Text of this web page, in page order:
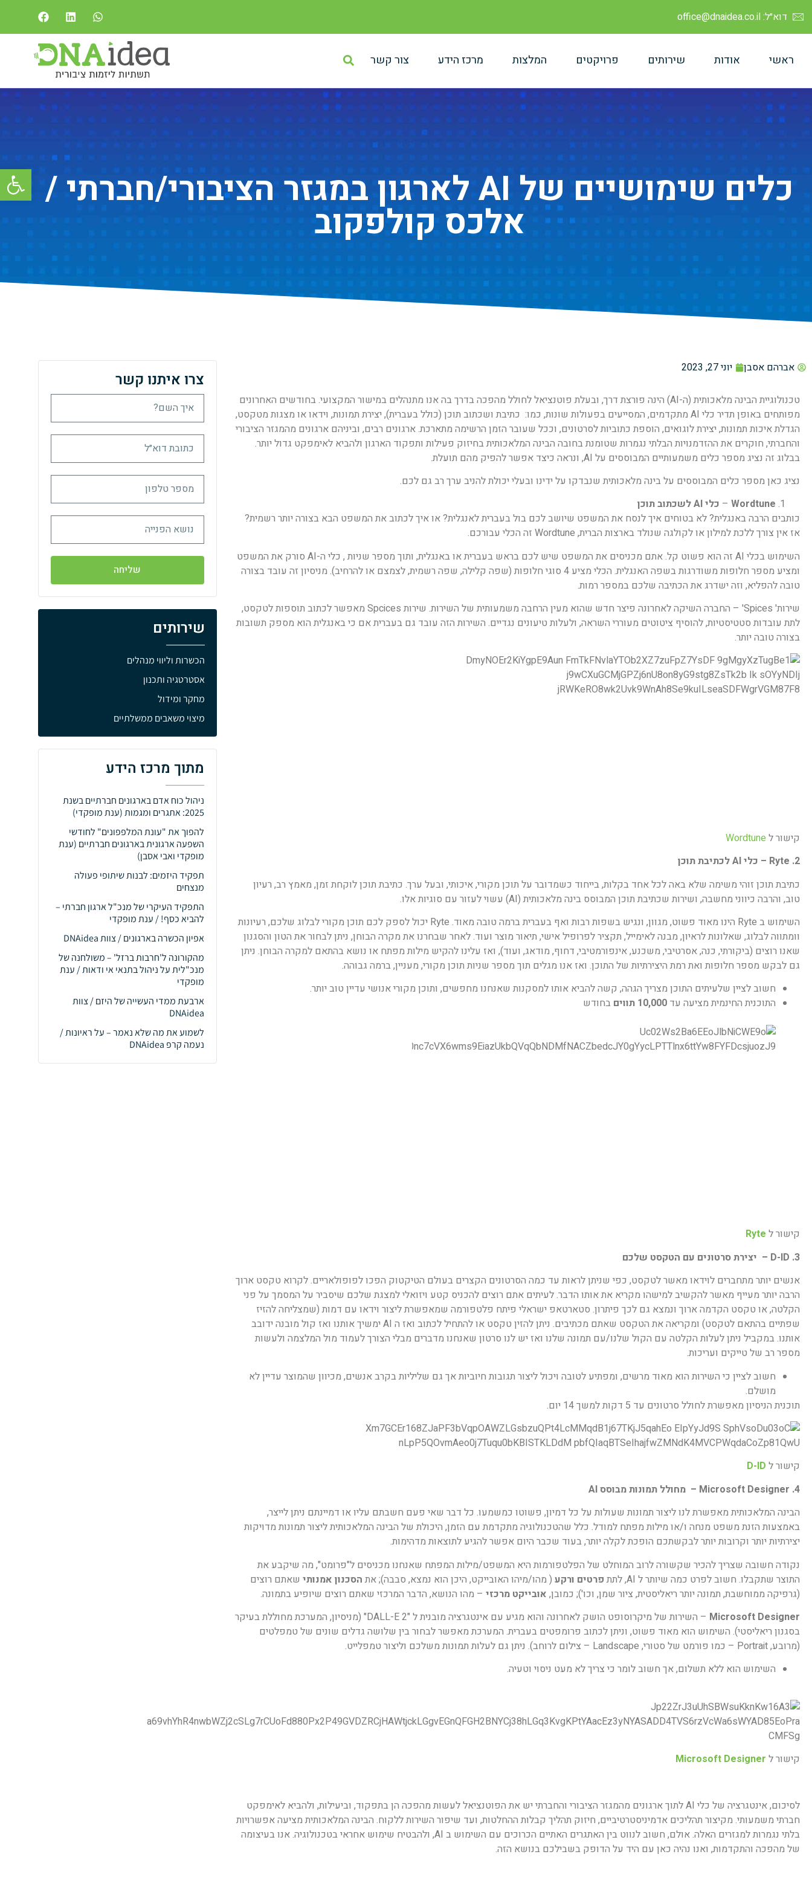
פתח
דוא״ל: office@dnaidea.co.il
ראשי אודות שירותים פרויקטים המלצות מרכז הידע צור קשר
כלים שימושיים של AI לארגון במגזר הציבורי/חברתי /
אלכס קולפקוב
אברהם אסבן יוני 27, 2023
טכנולוגיית הבינה מלאכותית (ה-AI) הינה פורצת דרך, ובעלת פוטנציאל לחולל מהפכה בדרך בה אנו מתנהלים במישור המקצועי. בחודשים האחרונים
מפותחים באופן תדיר כלי AI מתקדמים, המסייעים בפעולות שונות, כמו: כתיבת ושכתוב תוכן (כולל בעברית), יצירת תמונות, וידאו או מצגות מטקסט,
הגדלת איכות תמונות, יצירת לוגואים, הוספת כתוביות לסרטונים, וככל שעובר הזמן הרשימה מתארכת. ארגונים רבים, וביניהם ארגונים מהמגזר הציבורי
והחברתי, חוקרים את ההזדמנויות הבלתי נגמרות שטומנת בחובה הבינה המלאכותית בחיזוק פעילות ותפקוד הארגון ולהביא לאימפקט גדול יותר.
בבלוג זה נציג מספר כלים משמעותיים המבוססים על AI, ונראה כיצד אפשר להפיק מהם תועלת.
נציג כאן מספר כלים המבוססים על בינה מלאכותית שנבדקו על ידינו ובעלי יכולת להניב ערך רב גם לכם.
Wordtune
– כלי AI לשכתוב תוכן
כותבים הרבה באנגלית? לא בטוחים איך לנסח את המשפט שיושב לכם בול בעברית לאנגלית? או איך לכתוב את המשפט הבא בצורה יותר רשמית?
אז אין צורך ללכת למילון או לקולגה שנולד בארצות הברית, Wordtune זה הכלי עבורכם.
השימוש בכלי AI זה הוא פשוט קל. אתם מכניסים את המשפט שיש לכם בראש בעברית או באנגלית, ותוך מספר שניות , כלי ה-AI סורק את המשפט
ומציע מספר חלופות משודרגות בשפה האנגלית. הכלי מציע 4 סוגי חלופות (שפה קלילה, שפה רשמית, לצמצם או להרחיב). מניסיון זה עובד בצורה
טובה להפליא, וזה ישדרג את הכתיבה שלכם במספר רמות.
שירות' Spices'
– החברה השיקה לאחרונה פיצר חדש שהוא מעין הרחבה משמעותית של השירות. שירות Spcices מאפשר לכתוב תוספות לטקסט,
לתת עובדות סטטיסטיות, להוסיף ציטוטים מעוררי השראה, ולעלות טיעונים נגדיים. השירות הזה עובד גם בעברית אם כי באנגלית הוא מספק תשובות
בצורה טובה יותר.
קישור לWordtune
2. Ryte – כלי AI לכתיבת תוכן
כתיבת תוכן זוהי משימה שלא באה לכל אחד בקלות, בייחוד כשמדובר על תוכן מקורי, איכותי, ובעל ערך. כתיבת תוכן לוקחת זמן, מאמץ רב, רעיון
טוב, והרבה כיווני מחשבה, ושירות שכתיבת תוכן המבוסס בינה מלאכותית (AI) עשוי לעזור עם סוגיות אלו.
השימוש ב Ryte הינו מאוד פשוט, מגוון, ונגיש בשפות רבות ואף בעברית ברמה טובה מאוד. Ryte יכול לספק לכם תוכן מקורי לבלוג שלכם, רעיונות
וומתווה לבלוג, שאלונות לראיון, מבנה לאימייל, תקציר לפרופיל אישי, תיאור מוצר ועוד. לאחר שבחרנו את מקרה הבוחן, ניתן לבחור את הטון והסגנון
שאנו רוצים (ביקורתי, כנה, אסרטיבי, משכנע, אינפורמטיבי, דחוף, מודאג, ועוד), ואז עלינו להקיש מילות מפתח או נושא בהתאם למקרה הבוחן. ניתן
גם לבקש מספר חלופות ואת רמת היצירתיות של התוכן. ואז אנו מגלים תוך מספר שניות תוכן מקורי, מעניין, ברמה גבוהה.
חשוב לציין שלעיתים התוכן מצריך הגהה, קשה להביא אותו למסקנות שאנחנו מחפשים, ותוכן מקורי אנושי עדיין טוב יותר.
התוכנית החינמית מציעה עד
בחודש
קישור ל Ryte
3. D-ID – יצירת סרטונים עם הטקסט שלכם
אנשים יותר מתחברים לוידאו מאשר לטקסט, כפי שניתן לראות עד כמה הסרטונים הקצרים בעולם הטיקטוק הפכו לפופולאריים. לקרוא טקסט ארוך
הרבה יותר מעייף מאשר להקשיב למישהו מקריא את אותו הדבר. לעיתים אתם רוצים להכניס קטע ויזואלי למצגת שלכם שיסביר על המסמך על פני
הקלטה, או טקסט הקדמה ארוך ונמצא גם לכך פיתרון. סטארטאפ ישראלי פיתח פלטפורמה שמאפשרת ליצור וידאו עם דמות (שמצליחה להזיז
שפתיים בהתאם לטקסט) ומקריאה את הטקסט שאתם מכתיבים. ניתן להזין טקסט או להתחיל לכתוב ואז ה AI ימשיך אותנו ואז קול מובנה ידובב
אותנו. במקביל ניתן לעלות הקלטה עם הקול שלנו/עם תמונה שלנו ואז יש לנו סרטון שאנחנו מדברים מבלי הצורך לעמוד מול המלצמה ולעשות
מספר רב של טייקים ועריכות.
חשוב לציין כי השירות הוא מאוד מרשים, ומפתיע לטובה ויכול ליצור תגובות חיוביות אך גם שליליות בקרב אנשים, מכיוון שהמוצר עדיין לא
מושלם.
תוכנית הניסיון מאפשרת לחולל סרטונים עד 5 דקות למשך 14 יום.
קישור ל D-ID
4. Microsoft Designer – מחולל תמונות מבוסס AI
הבינה המלאכותית מאפשרת לנו ליצור תמונות שעולות על כל דמיון, פשוטו כמשמעו. כל דבר שאי פעם חשבתם עליו או דמיינתם ניתן לייצר,
באמצעות הזנת משפט מנחה ו/או מילות מפתח למודל. כלל שהטכנולוגיה מתקדמת עם הזמן, היכולת של הבינה המלאכותית ליצור תמונות מדויקות
יצירתיות יותר וקרובות יותר לבקשתכם הופכת לקלה יותר, בעוד שכבר היום אפשר להגיע לתוצאות מדהימות.
נקודה חשובה שצריך להכיר שקשורה לרוב המוחלט של הפלטפורמות היא המשפט/מילות המפתח שאנחנו מכניסים ל"פרומט", מה שיקבע את
התוצר שתקבלו. חשוב לפרט כמה שיותר ל AI, לתת
פרטים ורקע ( מהו/מיהו האובייקט, היכן הוא נמצא, סבבה); את הסכנון אמנותי שאתם רוצים
(גרפיקה ממוחשבת, תמונה יותר ריאליסטית, ציור שמן, וכו'); כמובן, אובייקט מרכזי – מהו הנושא, הדבר המרכזי שאתם רוצים שיופיע בתמונה.
Microsoft Designer
– השירות של מיקרוסופט הושק לאחרונה והוא מגיע עם אינטגרציה מובנית ל "DALL-E 2" (מניסיון, המערכת מחוללת בעיקר
בסגנון ריאליסטי). השימוש הוא מאוד פשוט, וניתן לכתוב פרומפטים בעברית. המערכת מאפשר לבחור בין שלושה גדלים שונים של טמפלטים
(מרובע, Portrait – כמו פורמט של סטורי, Landscape – צילום לרוחב). ניתן גם לעלות תמונות משלכם וליצור טמפלייט.
השימוש הוא ללא תשלום, אך חשוב לומר כי צריך לא מעט ניסוי וטעיה.
קישור ל Microsoft Designer
לסיכום, אינטגרציה של כלי AI לתוך ארגונים מהמגזר הציבורי והחברתי יש את הפוטנציאל לעשות מהפכה הן בתפקוד, וביעילות, ולהביא לאימפקט
חברתי משמעותי. מקיצור תהליכים אדמיניסטרטיביים, חיזוק תהליך קבלות ההחלטות, ועד שיפור השירות ללקוח. הבינה המלאכותית מציעה אפשרויות
בלתי נגמרות למגזרים האלה. אולם, חשוב לנווט בין האתגרים האתיים הכרוכים עם השימוש ב AI, ולהבטיח שימוש אחראי בטכנולוגיה. אנו בעיצומה
של מהפכה והתקדמות, ואנו נהיה כאן עם היד על הדופק בשבילכם בנושא הזה.
צרו איתנו קשר
שליחה
שירותים
הכשרות וליווי מנהלים
אסטרטגיה ותכנון
מחקר ומידול
מיצוי משאבים ממשלתיים
מתוך מרכז הידע
ניהול כוח אדם בארגונים חברתיים בשנת
2025: אתגרים ומגמות (ענת מופקדי)
להפוך את "עונת המלפפונים" לחודשי
השפעה ארגונית בארגונים חברתיים (ענת
מופקדי ואבי אסבן)
תפקיד היזמים: לבנות שיתופי פעולה
מנצחים
התפקיד העיקרי של מנכ"ל ארגון חברתי –
להביא כסף! / ענת מופקדי
אפיון הכשרה בארגונים / צוות DNAidea
מהקורונה ל'חרבות ברזל' – משולחנה של
מנכ"לית על ניהול בתנאי אי ודאות / ענת
מופקדי
ארבעת ממדי העשייה של היזם / צוות
DNAidea
לשמוע את מה שלא נאמר – על ראיונות /
נעמה קרפ DNAidea